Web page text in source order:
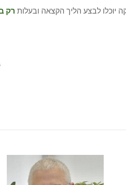
יוכלו לבצע הליך הקצאה ובעלות רק